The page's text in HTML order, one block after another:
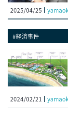
2025/04/25
#経済事件
2024/02/21